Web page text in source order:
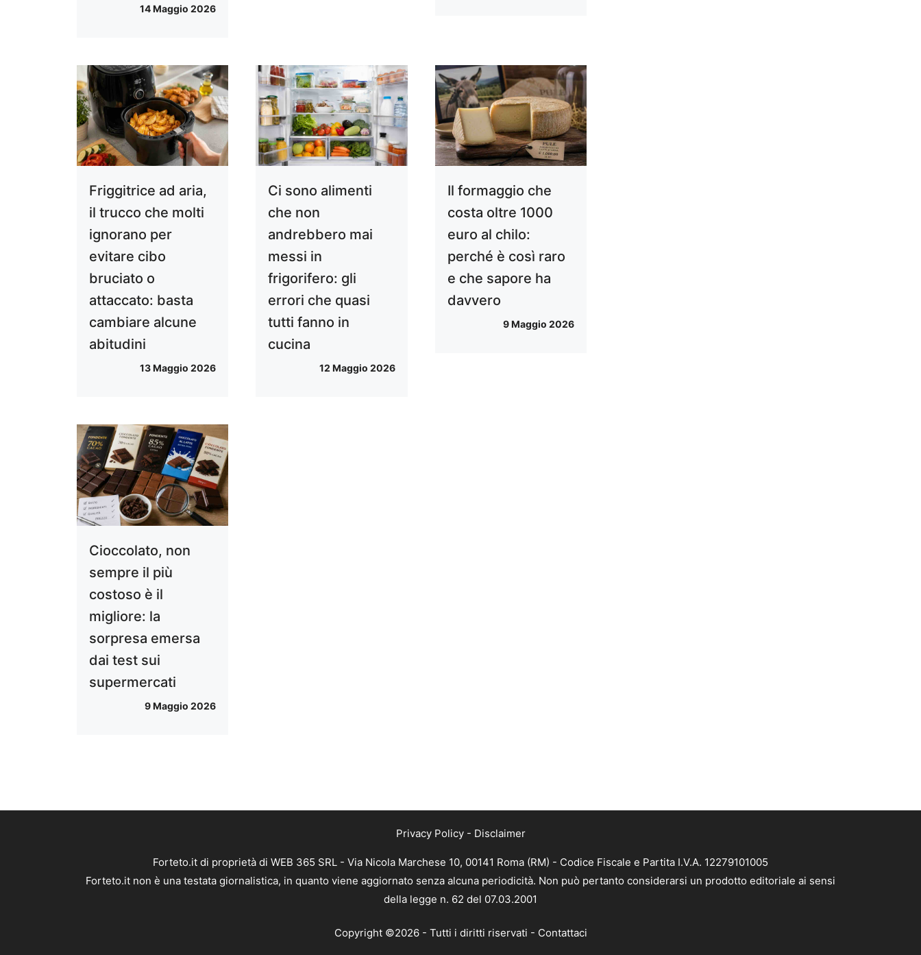
14 Maggio 2026
Friggitrice ad aria,
il trucco che molti
ignorano per
evitare cibo
bruciato o
attaccato: basta
cambiare alcune
abitudini
13 Maggio 2026
Ci sono alimenti
che non
andrebbero mai
messi in
frigorifero: gli
errori che quasi
tutti fanno in
cucina
12 Maggio 2026
Il formaggio che
costa oltre 1000
euro al chilo:
perché è così raro
e che sapore ha
davvero
9 Maggio 2026
Cioccolato, non
sempre il più
costoso è il
migliore: la
sorpresa emersa
dai test sui
supermercati
9 Maggio 2026
Privacy Policy- Disclaimer
Forteto.it di proprietà di WEB 365 SRL - Via Nicola Marchese 10, 00141 Roma (RM) - Codice Fiscale e Partita I.V.A. 12279101005
Forteto.it non è una testata giornalistica, in quanto viene aggiornato senza alcuna periodicità. Non può pertanto considerarsi un prodotto editoriale ai sensi
della legge n. 62 del 07.03.2001
Copyright ©2026 - Tutti i diritti riservati - Contattaci